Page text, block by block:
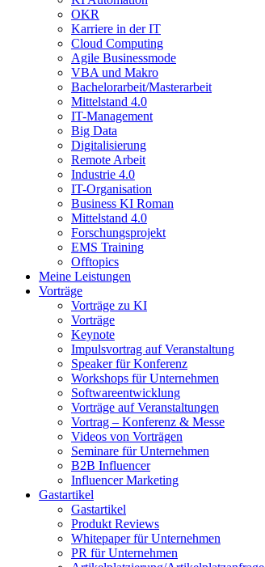
OKR
Karriere in der IT
Cloud Computing
Agile Businessmode
VBA und Makro
Bachelorarbeit/Masterarbeit
Mittelstand 4.0
IT-Management
Big Data
Digitalisierung
Remote Arbeit
Industrie 4.0
IT-Organisation
Business KI Roman
Mittelstand 4.0
Forschungsprojekt
EMS Training
Offtopics
Meine Leistungen
Vorträge
Vorträge zu KI
Vorträge
Keynote
Impulsvortrag auf Veranstaltung
Speaker für Konferenz
Workshops für Unternehmen
Softwareentwicklung
Vorträge auf Veranstaltungen
Vortrag – Konferenz & Messe
Videos von Vorträgen
Seminare für Unternehmen
B2B Influencer
Influencer Marketing
Gastartikel
Gastartikel
Produkt Reviews
Whitepaper für Unternehmen
PR für Unternehmen